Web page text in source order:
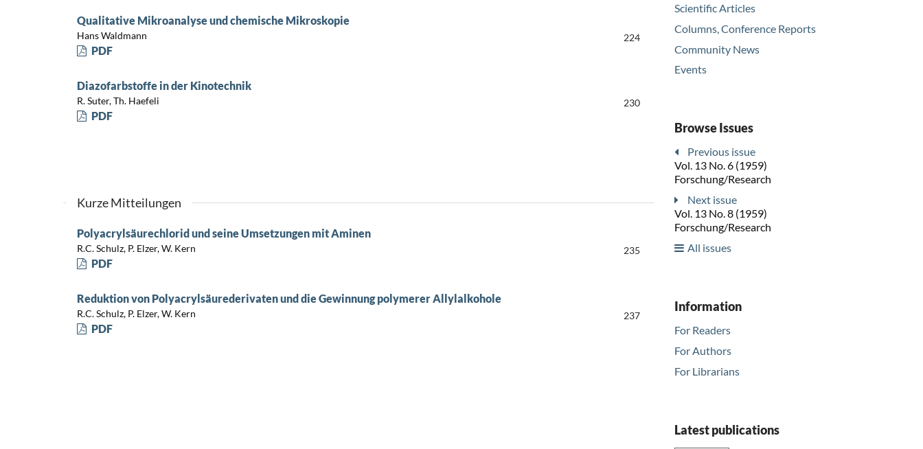
Qualitative Mikroanalyse und chemische Mikroskopie
Hans Waldmann 224
PDF
Diazofarbstoffe in der Kinotechnik
R. Suter, Th. Haefeli 230
PDF
Kurze Mitteilungen
Polyacrylsäurechlorid und seine Umsetzungen mit Aminen
R.C. Schulz, P. Elzer, W. Kern 235
PDF
Reduktion von Polyacrylsäurederivaten und die Gewinnung polymerer Allylalkohole
R.C. Schulz, P. Elzer, W. Kern 237
PDF
Scientific Articles
Columns, Conference Reports
Community News
Events
Browse Issues
Previous issue
Vol. 13 No. 6 (1959)
Forschung/Research
Next issue
Vol. 13 No. 8 (1959)
Forschung/Research
All issues
Information
For Readers
For Authors
For Librarians
Latest publications